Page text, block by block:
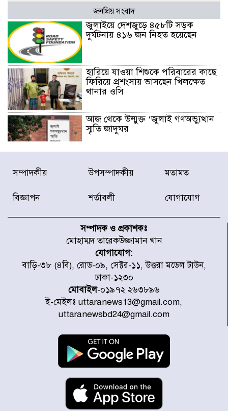
জনপ্রিয় সংবাদ
জুলাইয়ে দেশজুড়ে ৪৫৮টি সড়ক
দুর্ঘটনায় ৪১৬ জন নিহত হয়েছেন
হারিয়ে যাওয়া শিশুকে পরিবারের কাছে
ফিরিয়ে প্রশংসায় ভাসছেন খিলক্ষেত
থানার ওসি
আজ থেকে উন্মুক্ত ‘জুলাই গণঅভ্যুত্থান
স্মৃতি জাদুঘর
রাজধানীর উত্তরা আঞ্চলিক পাসপোর্ট
অফিসের সামনে দালাল চক্রের ১৩ জন
করেছে র‌্যাব-১
চূড়ান্ত পর্যায়ে : ইরান
প্রত্যেক অপরাধীর বিচার এ দেশেই
হবে, সে যত শক্তিশালীই হোক না কেন,
চট্টগ্রামে জুলাই গণঅভ্যুত্থান দিবসে
প্রতিমন্ত্রী মীর হেলাল
আগামী ৫ দিন বৃষ্টির আভাস
হাসিনার বক্তব্য প্রচারে ভারতের সমর্থন
জুলাই গণঅভ্যুত্থানে আহত যোদ্ধা
সম্পাদকীয় উপসম্পাদকীয় মতামত
বিজ্ঞাপন শর্তাবলী যোগাযোগ
সম্পাদক ও প্রকাশকঃ
মোহাম্মদ তারেকউজ্জামান খান
যোগাযোগ:
বাড়ি-৩৮ (৪বি), রোড-০৯, সেক্টর-১১, উত্তরা মডেল টাউন,
ঢাকা-১২৩০
মোবাইল-০১৯৭২ ২৬৩৮৯৬
ই-মেইলঃ uttaranews13@gmail.com,
uttaranewsbd24@gmail.com